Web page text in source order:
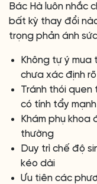
Bác Hà luôn nhắc
bất kỳ thay đổi
trọng phản ánh
Không tự ý
chưa xác định
Tránh thói quen
có tính tẩy mạnh
Khám phụ
thường
Duy trì chế độ
kéo dài
Ưu tiên các